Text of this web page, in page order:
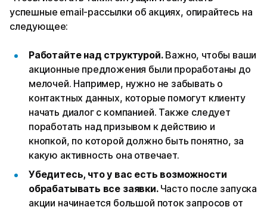
успешные email-рассылки об акциях, опирайтесь на
следующее:
Работайте над структурой.Важно, чтобы ваши
акционные предложения были проработаны до
мелочей. Например, нужно не забывать о
контактных данных, которые помогут клиенту
начать диалог с компанией. Также следует
поработать над призывом к действию и
кнопкой, по которой должно быть понятно, за
какую активность она отвечает.
Убедитесь, что у вас есть возможности
обрабатывать все заявки. Часто после запуска
акции начинается большой поток запросов от